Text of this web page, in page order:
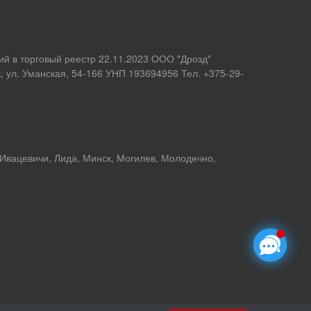
в торговый реестр 22.11.2023 ООО "Дрозд"
ул. Уманская, 54-166 УНП 193694956 Тел. +375-29-
Лида, Минск, Могилев, Молодечно,